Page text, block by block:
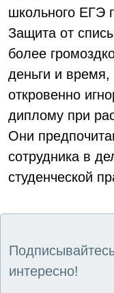
школьного ЕГЭ
Защита от
более
деньги и время,
откровенно
диплому при
Они
сотрудника в
студенческой
интересно!